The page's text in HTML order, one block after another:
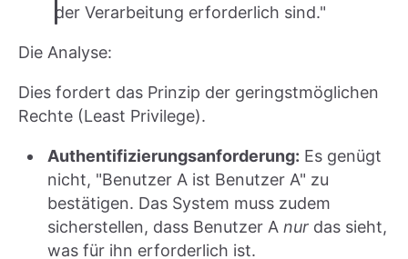
der Verarbeitung erforderlich sind."
Die Analyse:
Dies fordert das Prinzip der geringstmöglichen
Rechte (Least Privilege).
Authentifizierungsanforderung: Es genügt
nicht, "Benutzer A ist Benutzer A" zu
bestätigen. Das System muss zudem
sicherstellen, dass Benutzer A nur das sieht,
was für ihn erforderlich ist.